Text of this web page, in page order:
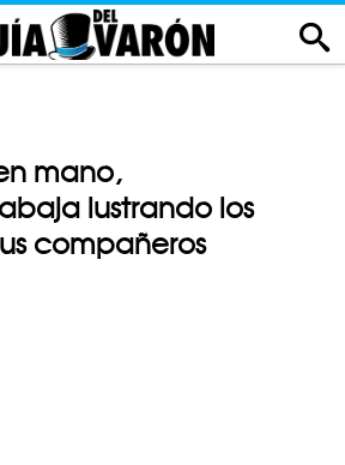
mano,
lustrando los
compañeros